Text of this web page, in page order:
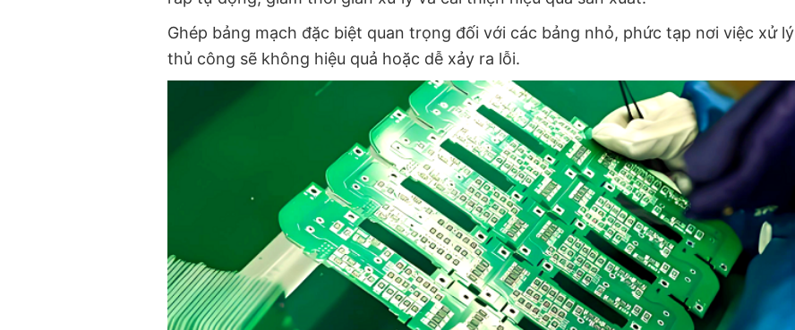
Ghép bảng mạch đặc biệt quan trọng đối với các bảng nhỏ, phức tạp nơi việc xử lý
thủ công sẽ không hiệu quả hoặc dễ xảy ra lỗi.